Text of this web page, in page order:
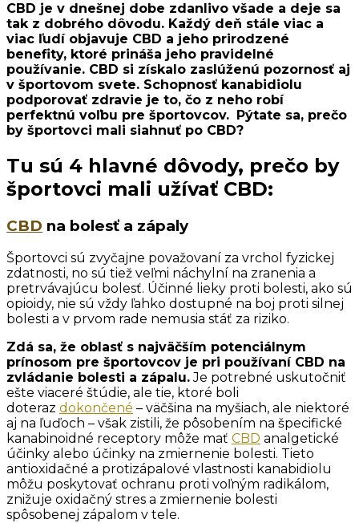
CBD je v dnešnej dobe zdanlivo všade a deje sa
tak z dobrého dôvodu. Každý deň stále viac a
viac ľudí objavuje CBD a jeho prirodzené
benefity, ktoré prináša jeho pravidelné
používanie. CBD si získalo zaslúženú pozornosť aj
v športovom svete. Schopnosť kanabidiolu
podporovať zdravie je to, čo z neho robí
perfektnú voľbu pre športovcov.
Pýtate sa, prečo
by športovci mali siahnuť po CBD?
Tu sú 4 hlavné dôvody, prečo by
športovci mali užívať CBD:
CBD na bolesť a zápaly
Športovci sú zvyčajne považovaní za vrchol fyzickej
zdatnosti, no sú tiež veľmi náchylní na zranenia a
pretrvávajúcu bolesť. Účinné lieky proti bolesti, ako sú
opioidy, nie sú vždy ľahko dostupné na boj proti silnej
bolesti a v prvom rade nemusia stáť za riziko.
Zdá sa, že oblasť s najväčším potenciálnym
prínosom pre športovcov je pri používaní CBD na
zvládanie bolesti a zápalu.Je potrebné uskutočniť
ešte viaceré štúdie, ale tie, ktoré boli
doteraz dokončené – väčšina na myšiach, ale niektoré
aj na ľuďoch – však zistili, že pôsobením na špecifické
kanabinoidné receptory môže mať CBD analgetické
účinky alebo účinky na zmiernenie bolesti. Tieto
antioxidačné a protizápalové vlastnosti kanabidiolu
môžu poskytovať ochranu proti voľným radikálom,
znižuje oxidačný stres a zmiernenie bolesti
spôsobenej zápalom v tele.